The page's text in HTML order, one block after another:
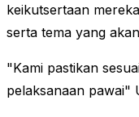
keikutsertaan
serta tema yang
"Kami pastikan
pelaksanaan pawai"